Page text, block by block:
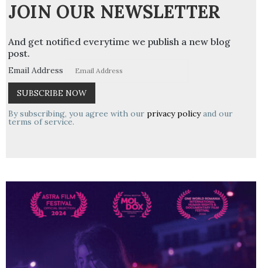
JOIN OUR NEWSLETTER
And get notified everytime we publish a new blog
post.
Email Address
By subscribing, you agree with our privacy policyand our
terms of service.